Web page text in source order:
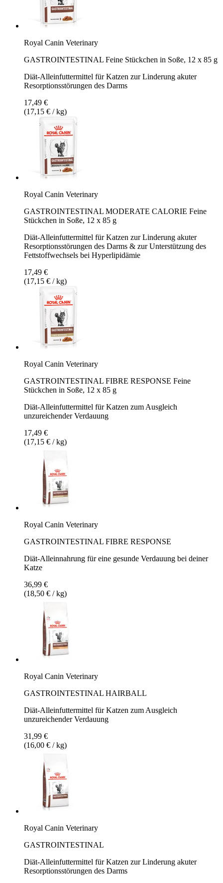
Royal Canin Veterinary
GASTROINTESTINAL Feine Stückchen in Soße, 12 x 85 g
Diät-Alleinfuttermittel für Katzen zur Linderung akuter
Resorptionsstörungen des Darms
17,49 €
(17,15 € / kg)
Royal Canin Veterinary
GASTROINTESTINAL MODERATE CALORIE Feine
Stückchen in Soße, 12 x 85 g
Diät-Alleinfuttermittel für Katzen zur Linderung akuter
Resorptionsstörungen des Darms & zur Unterstützung des
Fettstoffwechsels bei Hyperlipidämie
17,49 €
(17,15 € / kg)
Royal Canin Veterinary
GASTROINTESTINAL FIBRE RESPONSE Feine
Stückchen in Soße, 12 x 85 g
Diät-Alleinfuttermittel für Katzen zum Ausgleich
unzureichender Verdauung
17,49 €
(17,15 € / kg)
Royal Canin Veterinary
GASTROINTESTINAL FIBRE RESPONSE
Diät-Alleinnahrung für eine gesunde Verdauung bei deiner
Katze
36,99 €
(18,50 € / kg)
Royal Canin Veterinary
GASTROINTESTINAL HAIRBALL
Diät-Alleinfuttermittel für Katzen zum Ausgleich
unzureichender Verdauung
31,99 €
(16,00 € / kg)
Royal Canin Veterinary
GASTROINTESTINAL
Diät-Alleinfuttermittel für Katzen zur Linderung akuter
Resorptionsstörungen des Darms